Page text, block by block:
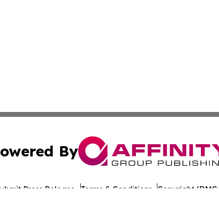
By
Press Release Terms & Conditions Copyright/